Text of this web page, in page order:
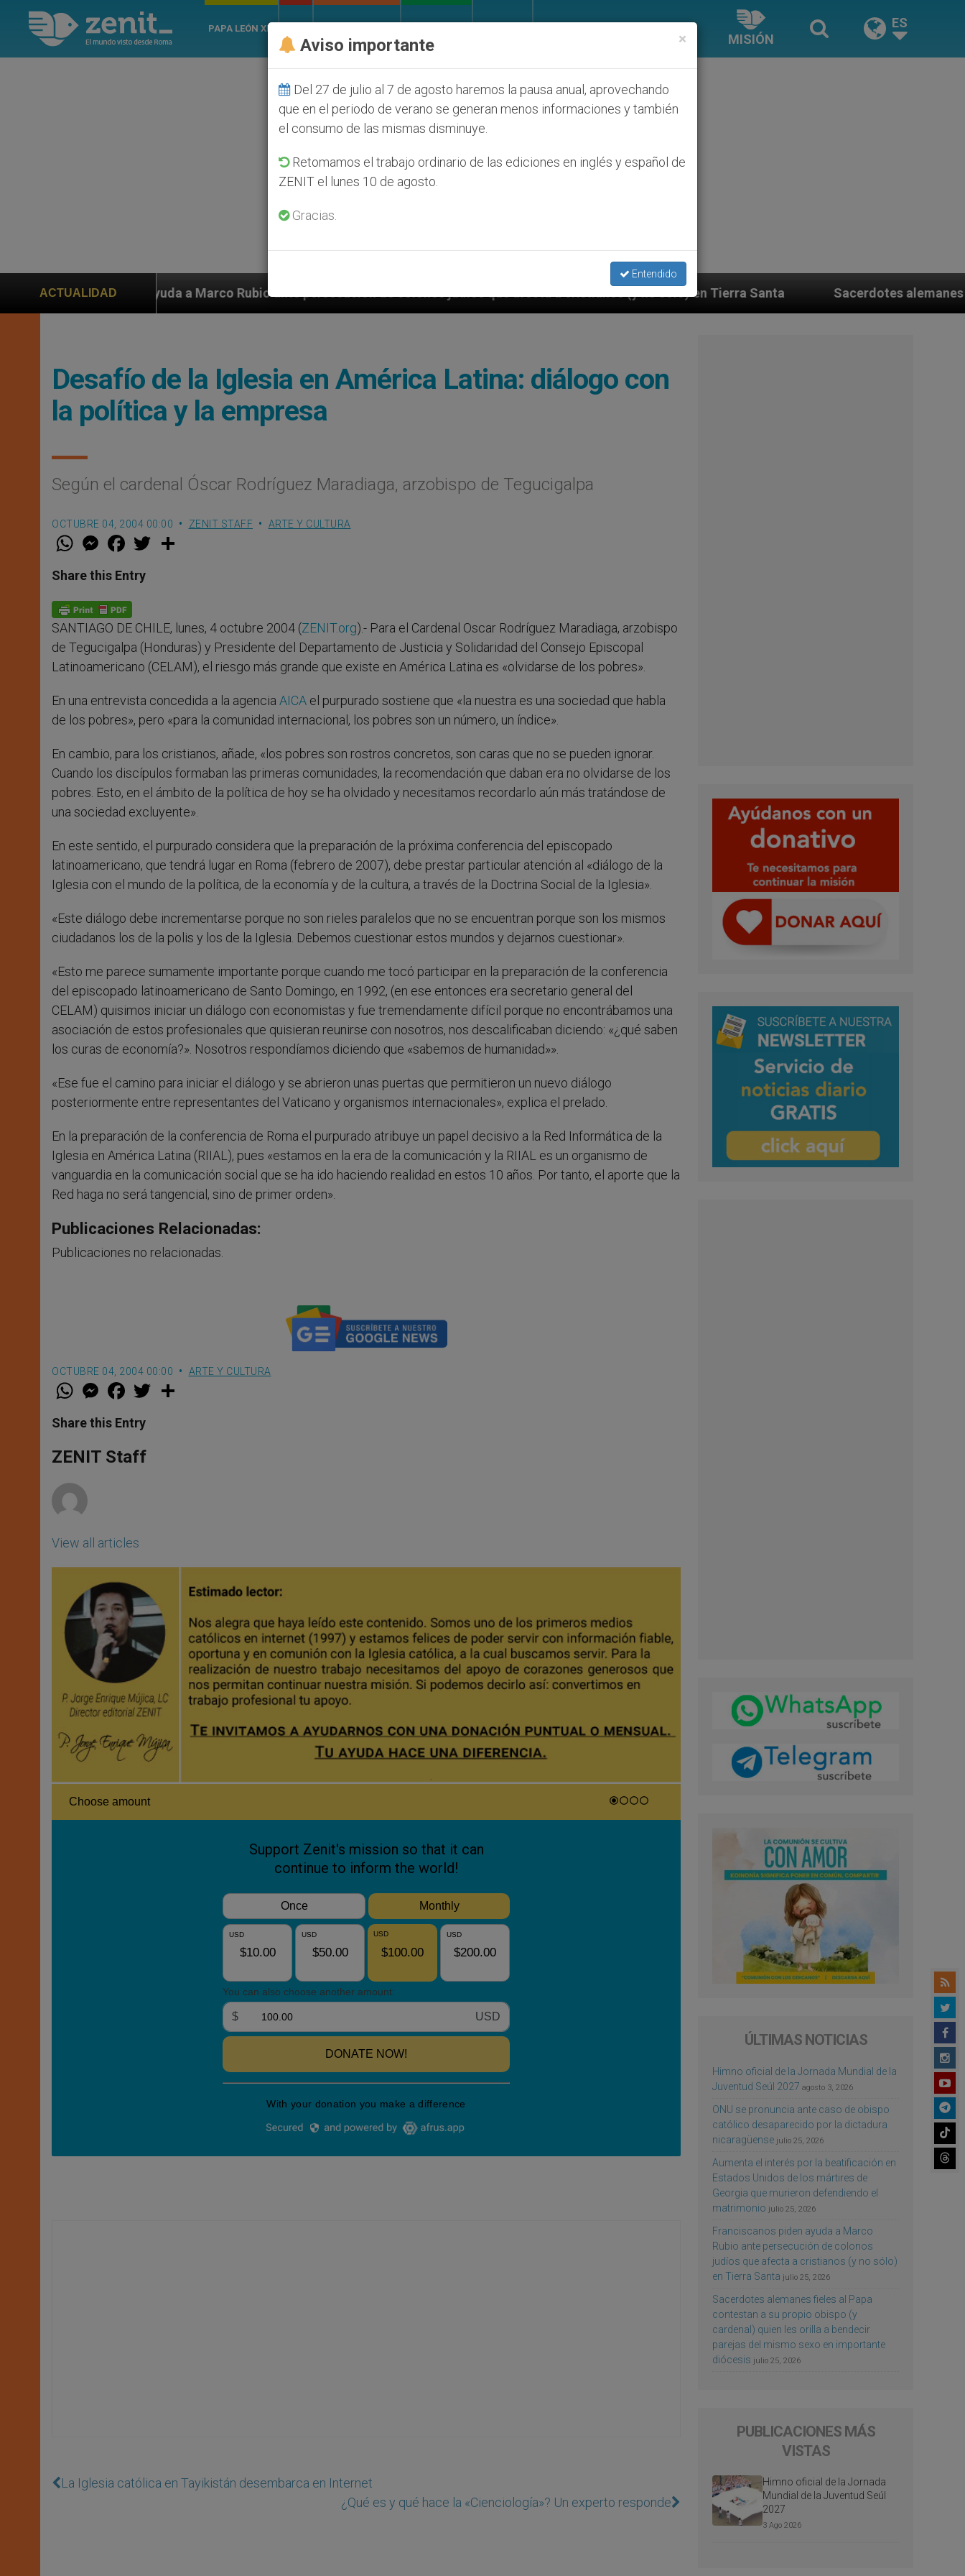
PAPA LEÓN XIV
MISIÓN
ES
ACTUALIDAD
a Marco Rubio ante persecución de colonos judíos que afecta a cristianos (y no sólo) en Tierra Santa Sacerdotes alemanes fieles al Papa
Desafío de la Iglesia en América Latina: diálogo con
la política y la empresa
Según el cardenal Óscar Rodríguez Maradiaga, arzobispo de Tegucigalpa
OCTUBRE 04, 2004 00:00 ZENIT STAFF ARTE Y CULTURA
W
t
s
p
p
M
e
s
e
g
e
r
F
a
e
b
o
k
w
Share this Entry
SANTIAGO DE CHILE, lunes, 4 octubre 2004 (ZENIT.org).- Para el Cardenal Oscar Rodríguez Maradiaga, arzobispo
de Tegucigalpa (Honduras) y Presidente del Departamento de Justicia y Solidaridad del Consejo Episcopal
Latinoamericano (CELAM), el riesgo más grande que existe en América Latina es «olvidarse de los pobres».
En una entrevista concedida a la agencia AICA el purpurado sostiene que «la nuestra es una sociedad que habla
de los pobres», pero «para la comunidad internacional, los pobres son un número, un índice».
En cambio, para los cristianos, añade, «los pobres son rostros concretos, son caras que no se pueden ignorar.
Cuando los discípulos formaban las primeras comunidades, la recomendación que daban era no olvidarse de los
pobres. Esto, en el ámbito de la política de hoy se ha olvidado y necesitamos recordarlo aún más tratándose de
una sociedad excluyente».
En este sentido, el purpurado considera que la preparación de la próxima conferencia del episcopado
latinoamericano, que tendrá lugar en Roma (febrero de 2007), debe prestar particular atención al «diálogo de la
Iglesia con el mundo de la política, de la economía y de la cultura, a través de la Doctrina Social de la Iglesia».
«Este diálogo debe incrementarse porque no son rieles paralelos que no se encuentran porque son los mismos
ciudadanos los de la polis y los de la Iglesia. Debemos cuestionar estos mundos y dejarnos cuestionar».
«Esto me parece sumamente importante porque cuando me tocó participar en la preparación de la conferencia
del episcopado latinoamericano de Santo Domingo, en 1992, (en ese entonces era secretario general del
CELAM) quisimos iniciar un diálogo con economistas y fue tremendamente difícil porque no encontrábamos una
asociación de estos profesionales que quisieran reunirse con nosotros, nos descalificaban diciendo: «¿qué saben
los curas de economía?». Nosotros respondíamos diciendo que «sabemos de humanidad»».
«Ese fue el camino para iniciar el diálogo y se abrieron unas puertas que permitieron un nuevo diálogo
posteriormente entre representantes del Vaticano y organismos internacionales», explica el prelado.
En la preparación de la conferencia de Roma el purpurado atribuye un papel decisivo a la Red Informática de la
Iglesia en América Latina (RIIAL), pues «estamos en la era de la comunicación y la RIIAL es un organismo de
vanguardia en la comunicación social que se ha ido haciendo realidad en estos 10 años. Por tanto, el aporte que la
Red haga no será tangencial, sino de primer orden».
Publicaciones Relacionadas:
Publicaciones no relacionadas.
OCTUBRE 04, 2004 00:00 ARTE Y CULTURA
W
t
s
p
p
M
e
s
e
g
e
F
a
e
b
o
k
w
Share this Entry
ZENIT Staff
View all articles
La Iglesia católica en Tayikistán desembarca en Internet
¿Qué es y qué hace la «Cienciología»? Un experto responde
ÚLTIMAS NOTICIAS
Himno oficial de la Jornada Mundial de la
Juventud Seúl 2027 agosto 3, 2026
ONU se pronuncia ante caso de obispo
católico desaparecido por la dictadura
nicaragüense julio 25, 2026
Aumenta el interés por la beatificación en
Estados Unidos de los mártires de
Georgia que murieron defendiendo el
matrimonio julio 25, 2026
Franciscanos piden ayuda a Marco
Rubio ante persecución de colonos
judíos que afecta a cristianos (y no sólo)
en Tierra Santa julio 25, 2026
Sacerdotes alemanes fieles al Papa
contestan a su propio obispo (y
cardenal) quien les orilla a bendecir
parejas del mismo sexo en importante
diócesis julio 25, 2026
PUBLICACIONES MÁS
VISTAS
Himno oficial de la Jornada
Mundial de la Juventud Seúl
2027
3 Ago 2026
×
Aviso importante
Del 27 de julio al 7 de agosto haremos la pausa anual, aprovechando
que en el periodo de verano se generan menos informaciones y también
el consumo de las mismas disminuye.
Retomamos el trabajo ordinario de las ediciones en inglés y español de
ZENIT el lunes 10 de agosto.
Gracias.
Entendido